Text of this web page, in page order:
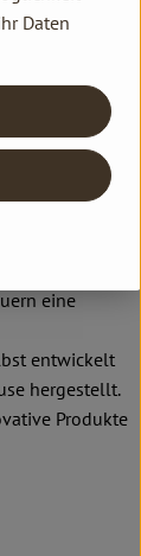
entstehen
und die
große
des
eine
entwickelt
hergestellt.
Produkte
Daten